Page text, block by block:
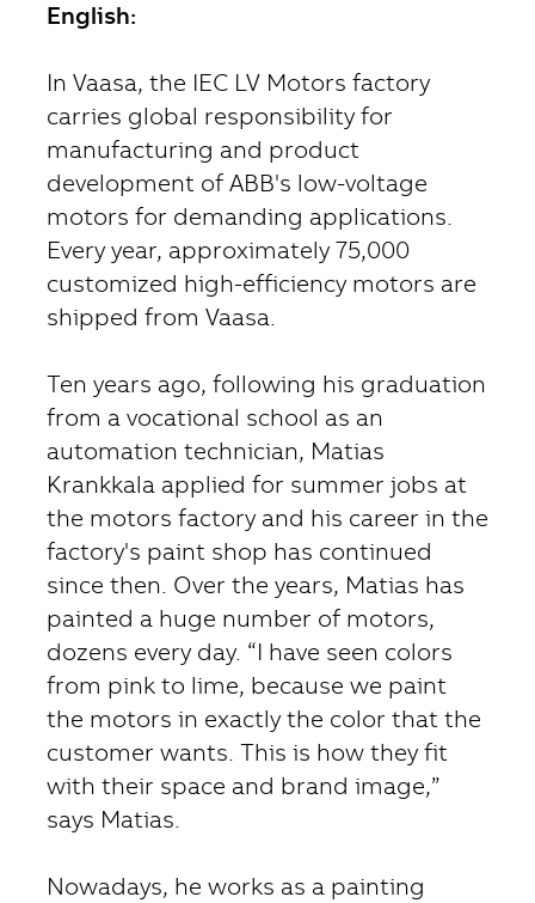
English:
​​​​​​​In Vaasa, the IEC LV Motors factory
carries global responsibility for
manufacturing and product
development of ABB's low-voltage
motors for demanding applications.
Every year, approximately 75,000
customized high-efficiency motors are
shipped from Vaasa.
Ten years ago, following his graduation
from a vocational school as an
automation technician, Matias
Krankkala applied for summer jobs at
the motors factory and his career in the
factory's paint shop has continued
since then. Over the years, Matias has
painted a huge number of motors,
dozens every day. “I have seen colors
from pink to lime, because we paint
the motors in exactly the color that the
customer wants. This is how they fit
with their space and brand image,”
says Matias.
Nowadays, he works as a painting